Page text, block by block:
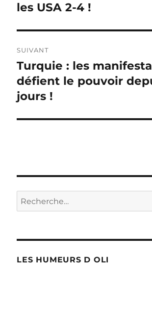
l’article
précédente :
les USA 2-4 !
SUIVANT
Publication
suivante :
Turquie : les
défient le pouvoir
jours !
Recherche
pour :
LES HUMEURS D OLI